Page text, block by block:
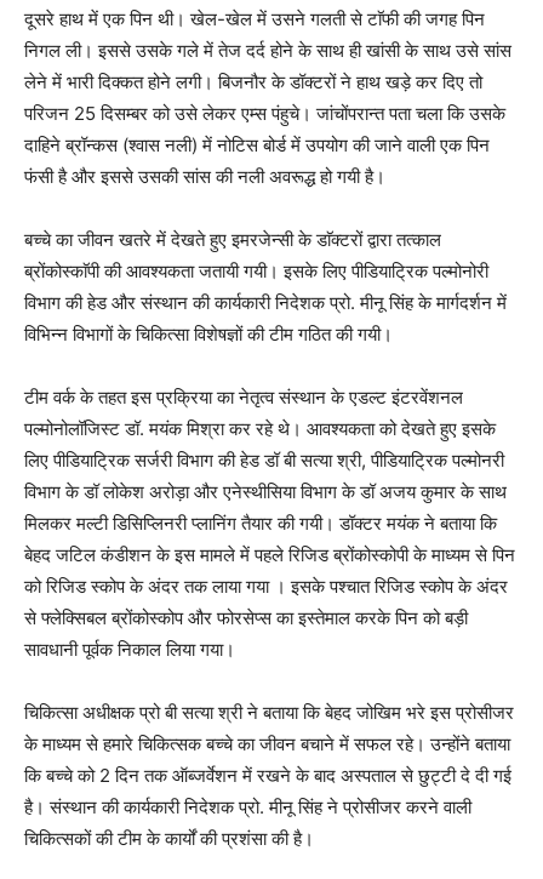
दूसरे हाथ में एक पिन थी। खेल-खेल में उसने गलती से टाॅफी की जगह पिन
निगल ली। इससे उसके गले में तेज दर्द होने के साथ ही खांसी के साथ उसे सांस
लेने में भारी दिक्कत होने लगी। बिजनौर के डॉक्टरों ने हाथ खड़े कर दिए तो
परिजन 25 दिसम्बर को उसे लेकर एम्स पंहुचे। जांचोंपरान्त पता चला कि उसके
दाहिने ब्रॉन्कस (श्वास नली) में नोटिस बोर्ड में उपयोग की जाने वाली एक पिन
फंसी है और इससे उसकी सांस की नली अवरूद्ध हो गयी है।
बच्चे का जीवन खतरे में देखते हुए इमरजेन्सी के डाॅक्टरों द्वारा तत्काल
ब्रोंकोस्काॅपी की आवश्यकता जतायी गयी। इसके लिए पीडियाट्रिक पल्मोनोरी
विभाग की हेड और संस्थान की कार्यकारी निदेशक प्रो. मीनू सिंह के मार्गदर्शन में
विभिन्न विभागों के चिकित्सा विशेषज्ञों की टीम गठित की गयी।
टीम वर्क के तहत इस प्रक्रिया का नेतृत्व संस्थान के एडल्ट इंटरवेंशनल
पल्मोनोलॉजिस्ट डॉ. मयंक मिश्रा कर रहे थे। आवश्यकता को देखते हुए इसके
लिए पीडियाट्रिक सर्जरी विभाग की हेड डॉ बी सत्या श्री, पीडियाट्रिक पल्मोनरी
विभाग के डॉ लोकेश अरोड़ा और एनेस्थीसिया विभाग के डॉ अजय कुमार के साथ
मिलकर मल्टी डिसिप्लिनरी प्लानिंग तैयार की गयी। डॉक्टर मयंक ने बताया कि
बेहद जटिल कंडीशन के इस मामले में पहले रिजिड ब्रोंकोस्कोपी के माध्यम से पिन
को रिजिड स्कोप के अंदर तक लाया गया । इसके पश्चात रिजिड स्कोप के अंदर
से फ्लेक्सिबल ब्रोंकोस्कोप और फोरसेप्स का इस्तेमाल करके पिन को बड़ी
सावधानी पूर्वक निकाल लिया गया।
चिकित्सा अधीक्षक प्रो बी सत्या श्री ने बताया कि बेहद जोखिम भरे इस प्रोसीजर
के माध्यम से हमारे चिकित्सक बच्चे का जीवन बचाने में सफल रहे। उन्होंने बताया
कि बच्चे को 2 दिन तक ऑब्जर्वेशन में रखने के बाद अस्पताल से छुट्टी दे दी गई
है। संस्थान की कार्यकारी निदेशक प्रो. मीनू सिंह ने प्रोसीजर करने वाली
चिकित्सकों की टीम के कार्यों की प्रशंसा की है।